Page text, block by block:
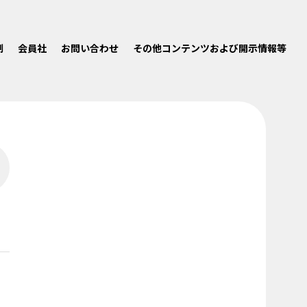
会員社 お問い合わせ その他コンテンツおよび開示情報等